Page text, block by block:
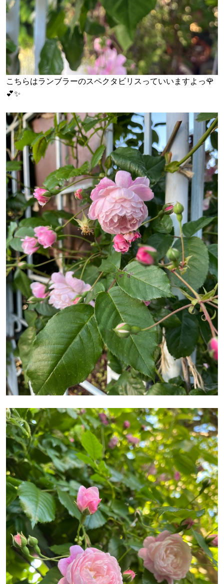
こちらはランブラーのスペクタビリスっていいますよっ🌹
💕✨